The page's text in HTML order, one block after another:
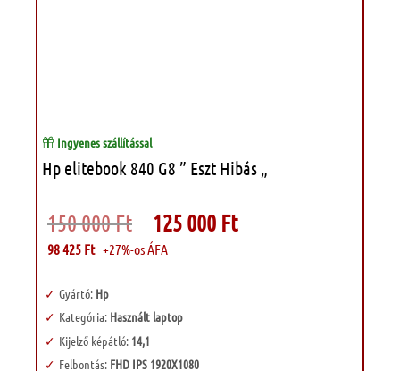
Ingyenes szállítással
Hp elitebook 840 G8 ” Eszt Hibás „
150 000Ft Original
price
was:
150
125 000 Ft
98 425 Ft +27%-os ÁFA
Gyártó: Hp
Kategória: Használt laptop
Kijelző képátló: 14,1
Felbontás: FHD IPS 1920X1080